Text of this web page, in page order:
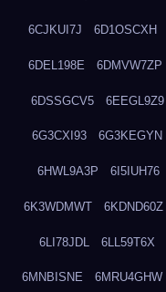
6CJKUI7J 6D1OSCXH
6DEL198E 6DMVW7ZP
6DSSGCV5 6EEGL9Z9
6G3CXI93 6G3KEGYN
6HWL9A3P 6I5IUH76
6K3WDMWT 6KDND60Z
6LI78JDL 6LL59T6X
6MNBISNE 6MRU4GHW